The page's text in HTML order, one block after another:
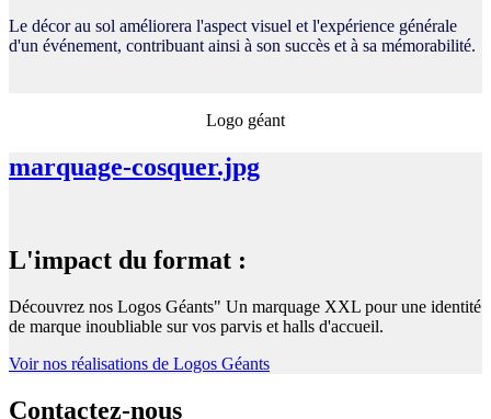
Le décor au sol améliorera l'aspect visuel et l'expérience générale
d'un événement, contribuant ainsi à son succès et à sa mémorabilité.
Logo géant
marquage-cosquer.jpg
L'impact du format :
Découvrez nos Logos Géants" Un marquage XXL pour une identité
de marque inoubliable sur vos parvis et halls d'accueil.
Voir nos réalisations de Logos Géants
Contactez-nous